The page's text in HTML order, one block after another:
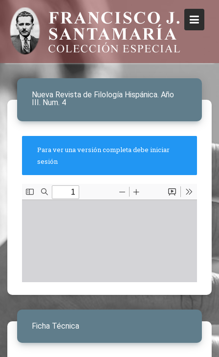
Nueva Revista de Filología Hispánica. Año
III. Num. 4
Para ver una versión completa debe iniciar
sesión
Ficha Técnica